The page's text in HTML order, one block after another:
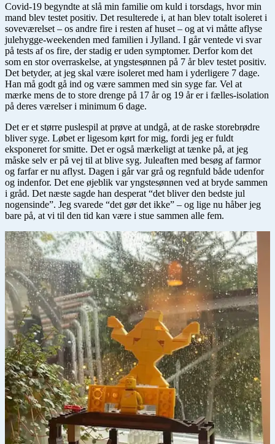
Covid-19 begyndte at slå min familie om kuld i torsdags, hvor min
mand blev testet positiv. Det resulterede i, at han blev totalt isoleret i
soveværelset – os andre fire i resten af huset – og at vi måtte aflyse
julehygge-weekenden med familien i Jylland. I går ventede vi svar
på tests af os fire, der stadig er uden symptomer. Derfor kom det
som en stor overraskelse, at yngstesønnen på 7 år blev testet positiv.
Det betyder, at jeg skal være isoleret med ham i yderligere 7 dage.
Han må godt gå ind og være sammen med sin syge far. Vel at
mærke mens de to store drenge på 17 år og 19 år er i fælles-isolation
på deres værelser i minimum 6 dage.
Det er et større puslespil at prøve at undgå, at de raske storebrødre
bliver syge. Løbet er ligesom kørt for mig, fordi jeg er fuldt
eksponeret for smitte. Det er også mærkeligt at tænke på, at jeg
måske selv er på vej til at blive syg. Juleaften med besøg af farmor
og farfar er nu aflyst. Dagen i går var grå og regnfuld både udenfor
og indenfor. Det ene øjeblik var yngstesønnen ved at bryde sammen
i gråd. Det næste sagde han desperat “det bliver den bedste jul
nogensinde”. Jeg svarede “det gør det ikke” – og lige nu håber jeg
bare på, at vi til den tid kan være i stue sammen alle fem.